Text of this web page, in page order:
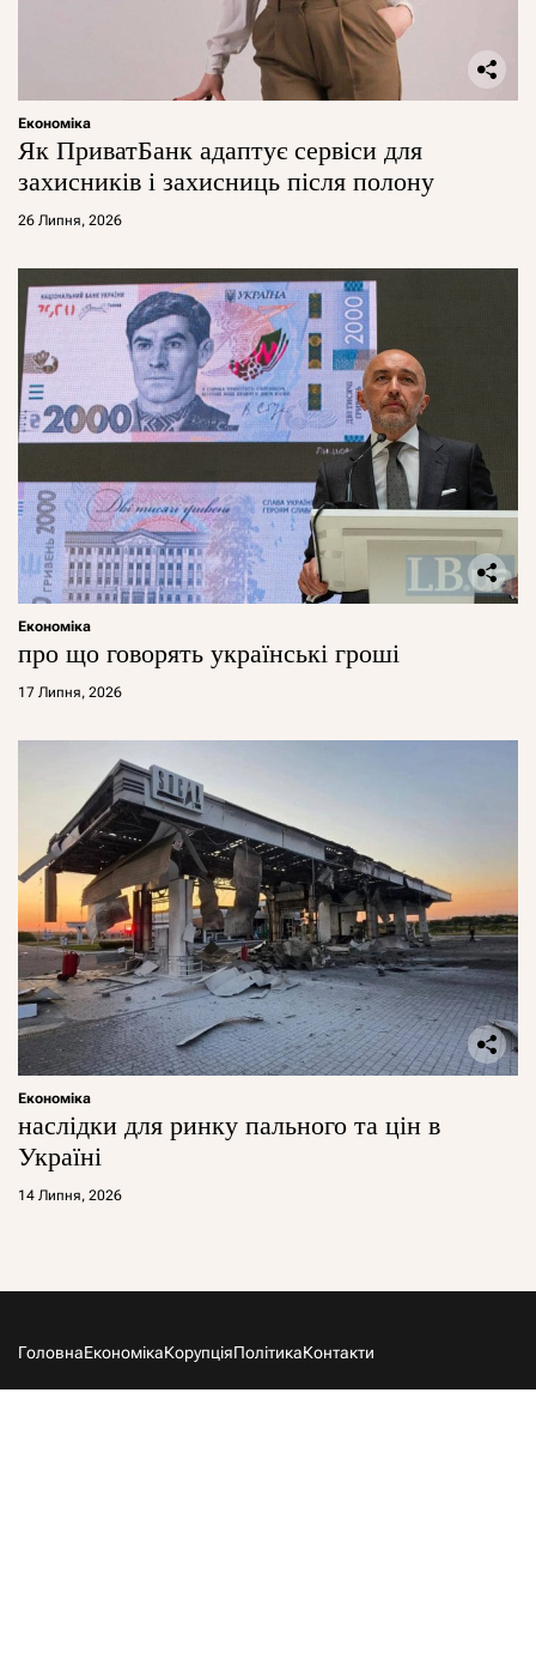
Економіка
Як ПриватБанк адаптує сервіси для
захисників і захисниць після полону
26 Липня, 2026
Економіка
про що говорять українські гроші
17 Липня, 2026
Економіка
наслідки для ринку пального та цін в
Україні
14 Липня, 2026
ГоловнаЕкономікаКорупціяПолітикаКонтакти